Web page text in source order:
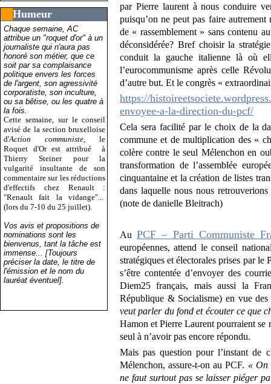
Humeur
Chaque semaine, AC
attribue un "roquet d'or" à un
journaliste qui n'aura pas
honoré son métier, que ce
soit par sa complaisance
politique envers les forces
de l'argent, son agressivité
corporatiste, son inculture,
ou sa bêtise, ou les quatre à
la fois.
Cette semaine, sur le conseil
avisé de la section bruxelloise
d'Action communiste , le
Roquet d'Or est attribué
à
Thierry Steiner pour la
vulgarité insultante de son
commentaire sur les réductions
d'effectifs chez Renault :
"Renault fait la vidange"...
(lors du 7-10 du 25 juillet).
Vos avis et propositions de
nominations sont les
bienvenus, tant la tâche est
immense... [Toujours
préciser la date, le titre de
l'émission et le nom du
lauréat éventuel].
par Pierre laurent à nous conduire
puisqu’on ne peut pas faire
de « rassemblement » sans contenu
déconsidérée? Bref choisir la
conduit la gauche italienne là où
l’eurocommunisme après celle
d’autre but. Et le congrès «
https://
envoyee-a-la-direction-du-pcf/
Cela sera facilité par le choix de la
commune et de multiplication des «
colère contre le seul Mélenchon en
transformation de l’assemblée
cinquantaine et la création de listes
dans laquelle nous nous
(note de danielle Bleitrach)
AuPCF – Parti Communiste
européennes, attend le conseil
stratégiques et électorales prises par
s’être contentée d’envoyer des
Diem25 français, mais aussi la
République & Socialisme) en vue des
veut parler du fond et écouter ce que
Hamon et Pierre Laurent pourraient se
seul à n’avoir pas encore répondu.
Mais pas question pour l’instant de
Mélenchon, assure-t-on au PCF. « On
ne faut surtout pas se laisser piéger